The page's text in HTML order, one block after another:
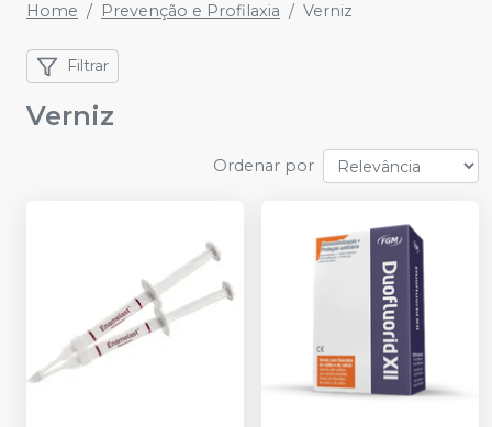
Home Prevenção e Profilaxia Verniz
Filtrar
Verniz
Ordenar por